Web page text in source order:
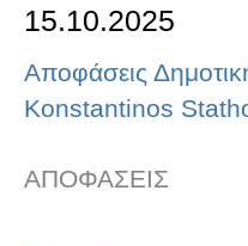
15.10.2025
Αποφάσεις
Konstantinos
ΑΠΟΦΑΣΕΙΣ